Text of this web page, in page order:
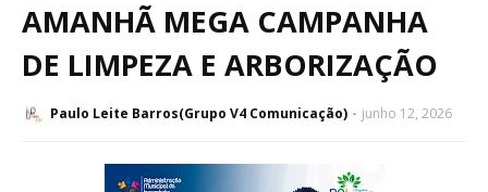
AMANHÃ MEGA CAMPANHA
DE LIMPEZA E ARBORIZAÇÃO
Paulo Leite Barros(Grupo V4 Comunicação) junho 12, 2026